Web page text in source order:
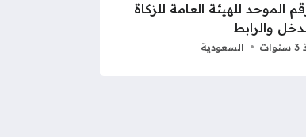
الموحد للهيئة العامة للزكاة
والرابط
السعودية